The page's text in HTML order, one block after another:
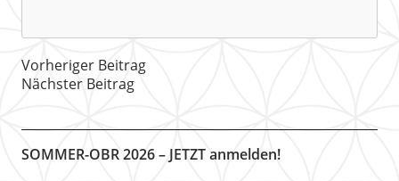
Vorheriger Beitrag
Nächster Beitrag
SOMMER-OBR 2026 – JETZT anmelden!